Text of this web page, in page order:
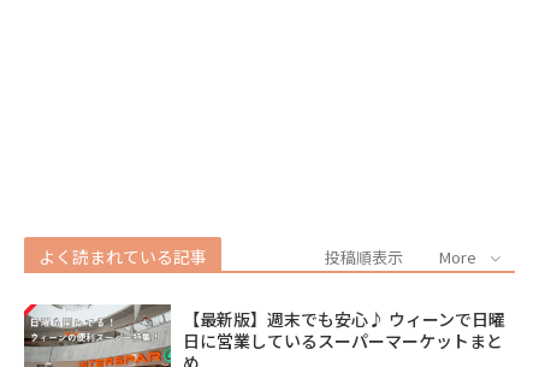
よく読まれている記事 投稿順表示 More
【最新版】週末でも安心♪ ウィーンで日曜
日に営業しているスーパーマーケットまと
め